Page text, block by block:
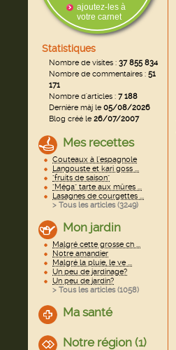
ajoutez-les à
votre carnet
Statistiques
Nombre de visites : 37 855 834
Nombre de commentaires : 51
171
Nombre d'articles : 7 188
Dernière màj le05/08/2026
Blog créé le26/07/2007
Mes recettes
Couteaux à l'espagnole
Langouste et kari goss ...
"fruits de saison"
"Méga" tarte aux mûres ...
Lasagnes de courgettes ...
> Tous les articles (3249)
Mon jardin
Malgré cette grosse ch ...
Notre amandier
Malgré la pluie, le ve ...
Un peu de jardinage?
Un peu de jardin?
> Tous les articles (1058)
Ma santé
Notre région (1)